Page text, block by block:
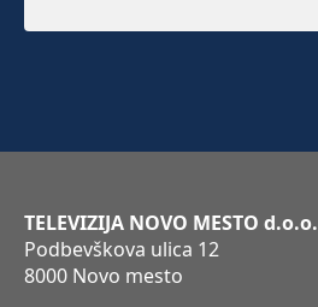
TELEVIZIJA NOVO MESTO d.o.o.
Podbevškova ulica 12
8000 Novo mesto